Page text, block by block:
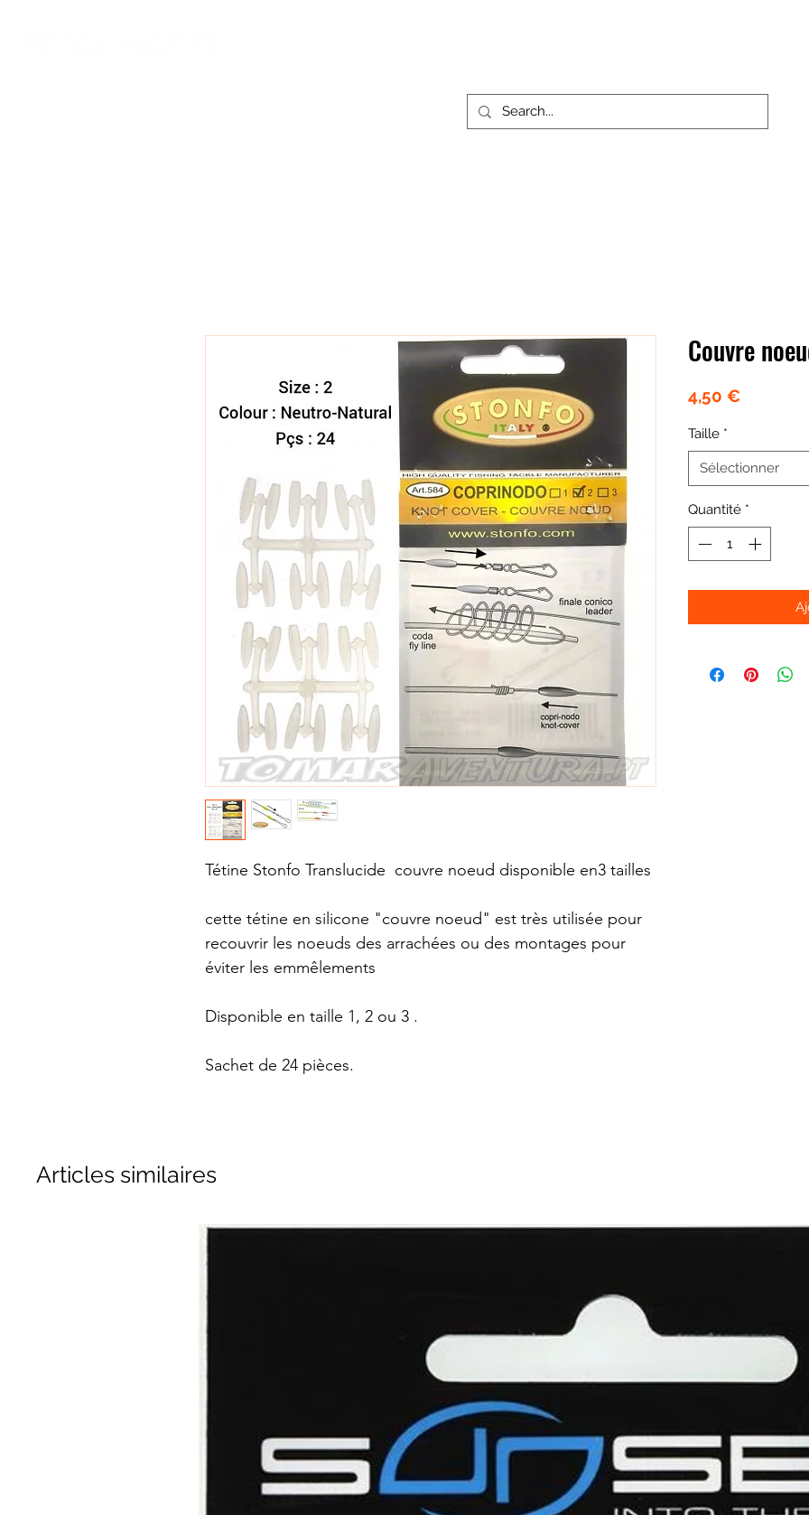
Tétine Stonfo Translucide couvre noeud disponible en3 tailles
cette tétine en silicone "couvre noeud" est très utilisée pour
recouvrir les noeuds des arrachées ou des montages pour
éviter les emmêlements
Disponible en taille 1, 2 ou 3 .
Sachet de 24 pièces.
Couvre
4,50 €
Taille *
Sélectionner
Quantité *
Articles similaires